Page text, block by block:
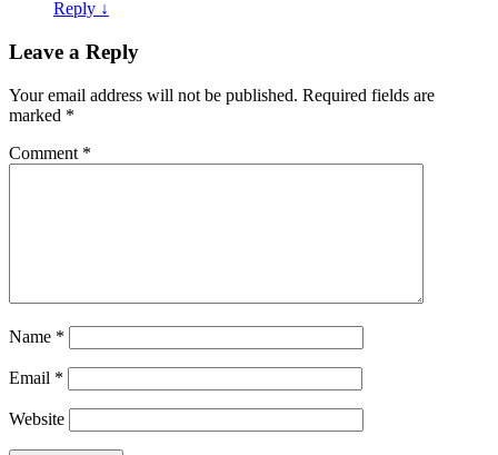
Reply ↓
Leave a Reply
Your email address will not be published. Required fields are
marked *
Comment *
Name *
Email *
Website